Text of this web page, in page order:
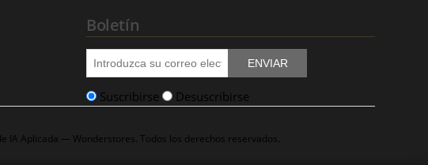
Boletín
ENVIAR
Suscribirse Desuscribirse
IA Aplicada — Wonderstores. Todos los derechos reservados.